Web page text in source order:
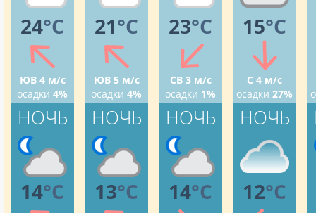
24°C
ЮВ 4 м/с
осадки 4%
НОЧЬ
14°C
21°C
ЮВ 5 м/с
осадки 4%
НОЧЬ
13°C
23°C
СВ 3 м/с
осадки 1%
НОЧЬ
14°C
15°C
С 4 м/с
осадки 27%
НОЧЬ
12°C